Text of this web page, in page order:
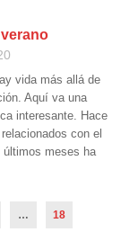
vida más allá de
Aquí va una
interesante. Hace
con el
últimos meses ha
… 18